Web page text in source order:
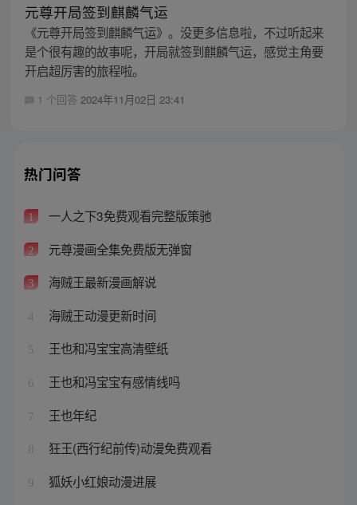
元尊开局签到麒麟气运
《元尊开局签到麒麟气运》。没更多信息啦，不过听起来
是个很有趣的故事呢，开局就签到麒麟气运，感觉主角要
开启超厉害的旅程啦。
1 个回答 2024年11月02日 23:41
热门问答
1 一人之下3免费观看完整版策驰
2 元尊漫画全集免费版无弹窗
3 海贼王最新漫画解说
4 海贼王动漫更新时间
5 王也和冯宝宝高清壁纸
6 王也和冯宝宝有感情线吗
7 王也年纪
8 狂王(西行纪前传)动漫免费观看
9 狐妖小红娘动漫进展